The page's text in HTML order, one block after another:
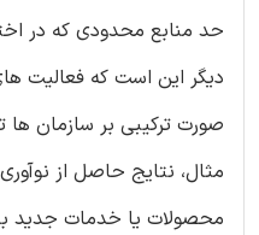
حد منابع محدودی که در
دیگر این است که فعالیت های
صورت ترکیبی بر سازمان ها
مثال، نتایج حاصل از
محصولات یا خدمات جدید